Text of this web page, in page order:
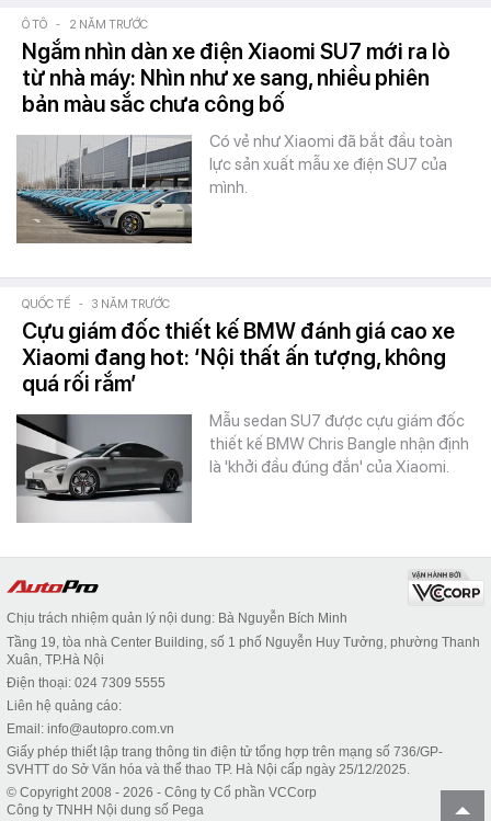
Ô TÔ - 2 NĂM TRƯỚC
Ngắm nhìn dàn xe điện Xiaomi SU7 mới ra lò
từ nhà máy: Nhìn như xe sang, nhiều phiên
bản màu sắc chưa công bố
Có vẻ như Xiaomi đã bắt đầu toàn
lực sản xuất mẫu xe điện SU7 của
mình.
QUỐC TẾ - 3 NĂM TRƯỚC
Cựu giám đốc thiết kế BMW đánh giá cao xe
Xiaomi đang hot: ‘Nội thất ấn tượng, không
quá rối rắm’
Mẫu sedan SU7 được cựu giám đốc
thiết kế BMW Chris Bangle nhận định
là 'khởi đầu đúng đắn' của Xiaomi.
Chịu trách nhiệm quản lý nội dung: Bà Nguyễn Bích Minh
Tầng 19, tòa nhà Center Building, số 1 phố Nguyễn Huy Tưởng, phường Thanh
Xuân, TP.Hà Nội
Điện thoại: 024 7309 5555
Liên hệ quảng cáo:
Email: info@autopro.com.vn
Giấy phép thiết lập trang thông tin điện tử tổng hợp trên mạng số 736/GP-
SVHTT do Sở Văn hóa và thể thao TP. Hà Nội cấp ngày 25/12/2025.
© Copyright 2008 - 2026 - Công ty Cổ phần VCCorp
Công ty TNHH Nội dung số Pega